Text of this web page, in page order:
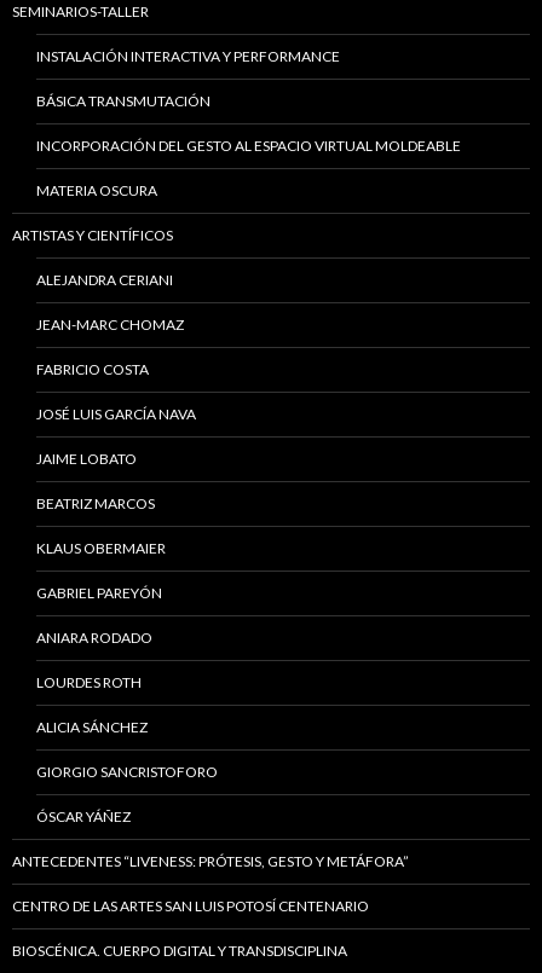
SEMINARIOS-TALLER
INSTALACIÓN INTERACTIVA Y PERFORMANCE
BÁSICA TRANSMUTACIÓN
INCORPORACIÓN DEL GESTO AL ESPACIO VIRTUAL MOLDEABLE
MATERIA OSCURA
ARTISTAS Y CIENTÍFICOS
ALEJANDRA CERIANI
JEAN-MARC CHOMAZ
FABRICIO COSTA
JOSÉ LUIS GARCÍA NAVA
JAIME LOBATO
BEATRIZ MARCOS
KLAUS OBERMAIER
GABRIEL PAREYÓN
ANIARA RODADO
LOURDES ROTH
ALICIA SÁNCHEZ
GIORGIO SANCRISTOFORO
ÓSCAR YÁÑEZ
ANTECEDENTES “LIVENESS: PRÓTESIS, GESTO Y METÁFORA”
CENTRO DE LAS ARTES SAN LUIS POTOSÍ CENTENARIO
BIOSCÉNICA. CUERPO DIGITAL Y TRANSDISCIPLINA